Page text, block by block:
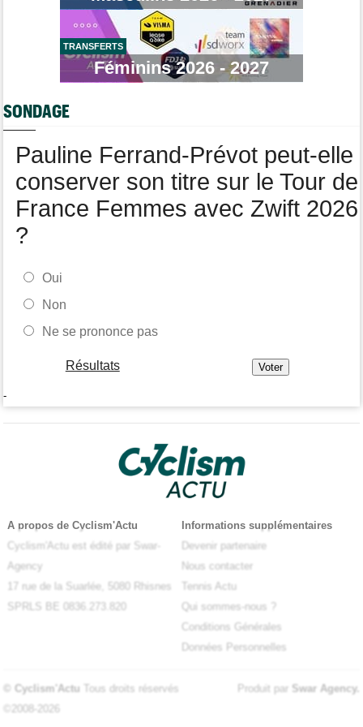
Tour de Burgos
Nouveau coup d'arrêt pour Jarno Widar, contraint à l'abandon
Tour de Pologne
Louis Barré remporte la 6e étape et prend la 2e place du
général
Média
TRANSFERTS
Féminins 2026 - 2027
SONDAGE
Pauline Ferrand-Prévot peut-elle
conserver son titre sur le Tour de
France Femmes avec Zwift 2026
?
Oui
Non
Ne se prononce pas
Résultats
-
A propos de Cyclism'Actu
Cyclism'Actu est édité par Swar-
Agency
17 rue de la Suarlée, 5080 Rhisnes
SPRLS BE 0836.273.820
Informations supplémentaires
Devenir partenaire
Nous contacter
Tennis Actu
Qui sommes-nous ?
Conditions Générales
Données Personnelles
© Cyclism'Actu Tous droits réservés
©2008-2026
Produit par Swar Agency.